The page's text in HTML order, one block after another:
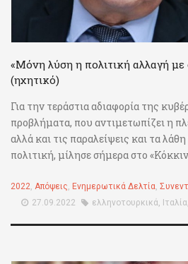
«Μόνη λύση η πολιτική αλλαγή με
(ηχητικό)
Για την τεράστια αδιαφορία της
προβλήματα, που αντιμετωπίζει η
αλλά και τις παραλείψεις και τα
πολιτική, μίλησε σήμερα στο
2022, Απόψεις, Ενημερωτικά Δελτία,
27.09.2022
ελληνοτουρκικά, Ιταλία